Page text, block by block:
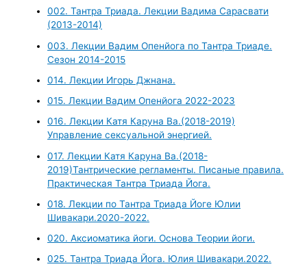
002. Тантра Триада. Лекции Вадима Сарасвати
(2013-2014)
003. Лекции Вадим Опенйога по Тантра Триаде.
Сезон 2014-2015
014. Лекции Игорь Джнана.
015. Лекции Вадим Опенйога 2022-2023
016. Лекции Катя Каруна Ва.(2018-2019)
Управление сексуальной энергией.
017. Лекции Катя Каруна Ва.(2018-
2019)Тантрические регламенты. Писаные правила.
Практическая Тантра Триада Йога.
018. Лекции по Тантра Триада Йоге Юлии
Шивакари.2020-2022.
020. Аксиоматика йоги. Основа Теории йоги.
025. Тантра Триада Йога. Юлия Шивакари.2022.